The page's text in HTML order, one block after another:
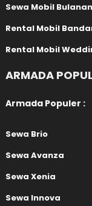
Sewa Mobil Bulanan
Rental Mobil
Rental Mobil
ARMADA
Armada Populer :
Sewa Brio
Sewa Avanza
Sewa Xenia
Sewa Innova